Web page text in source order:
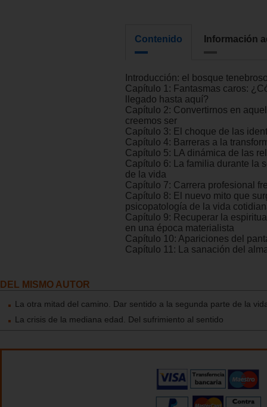
Contenido Información
Introducción: el bosque
Capítulo 1: Fantasmas caros:
llegado hasta aquí?
Capítulo 2: Convertirnos en
creemos ser
Capítulo 3: El choque de las
Capítulo 4: Barreras a la
Capítulo 5: LA dinámica de las
Capítulo 6: La familia durante la
de la vida
Capítulo 7: Carrera profesional
Capítulo 8: El nuevo mito que
psicopatología de la vida
Capítulo 9: Recuperar la
en una época materialista
Capítulo 10: Apariciones del
Capítulo 11: La sanación del
DEL MISMO AUTOR
La otra mitad del camino. Dar sentido a la segunda parte de la
La crisis de la mediana edad. Del sufrimiento al sentido